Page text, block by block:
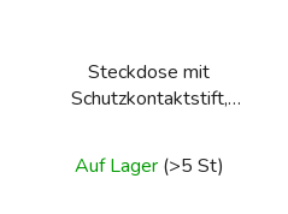
Steckdose mit
Schutzkontaktstift,
Modul-Einsätze, anthrazit
Auf Lager (>5 St)